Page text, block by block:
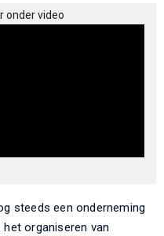
onder video
steeds een onderneming
organiseren van